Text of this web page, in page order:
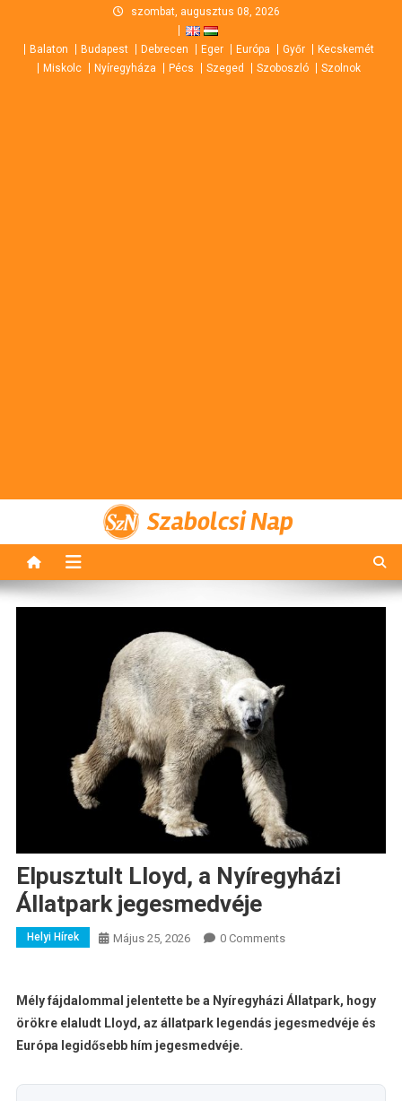
content
szombat, augusztus 08, 2026
Balaton Budapest Debrecen Eger Európa Győr
Kecskemét
Miskolc
Nyíregyháza Pécs Szeged Szoboszló Szolnok
Szabolcsi Nap
Elpusztult Lloyd, a Nyíregyházi
Állatpark jegesmedvéje
Helyi Hírek Május 25, 2026 0 Comments
Mély fájdalommal jelentette be a Nyíregyházi Állatpark, hogy
örökre elaludt Lloyd, az állatpark legendás jegesmedvéje és
Európa legidősebb hím jegesmedvéje.